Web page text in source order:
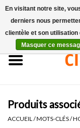
Accueil
Ensembles de lave-
Produits
ACCUEIL /MOTS-CLÉS/
En visitant notre site,
derniers nous
clientèle et son
Masquer ce